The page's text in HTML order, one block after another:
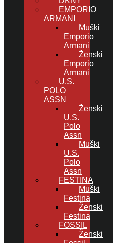
EMPORIO
ARMANI
Muški
Emporio
Armani
Ženski
Emporio
Armani
U.S.
POLO
ASSN
Ženski
U.S.
Polo
Assn
Muški
U.S.
Polo
Assn
FESTINA
Muški
Festina
Ženski
Festina
FOSSIL
Ženski